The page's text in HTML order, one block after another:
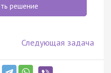
решение
Следующая задача